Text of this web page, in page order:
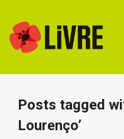
Posts tagged
Lourenço’